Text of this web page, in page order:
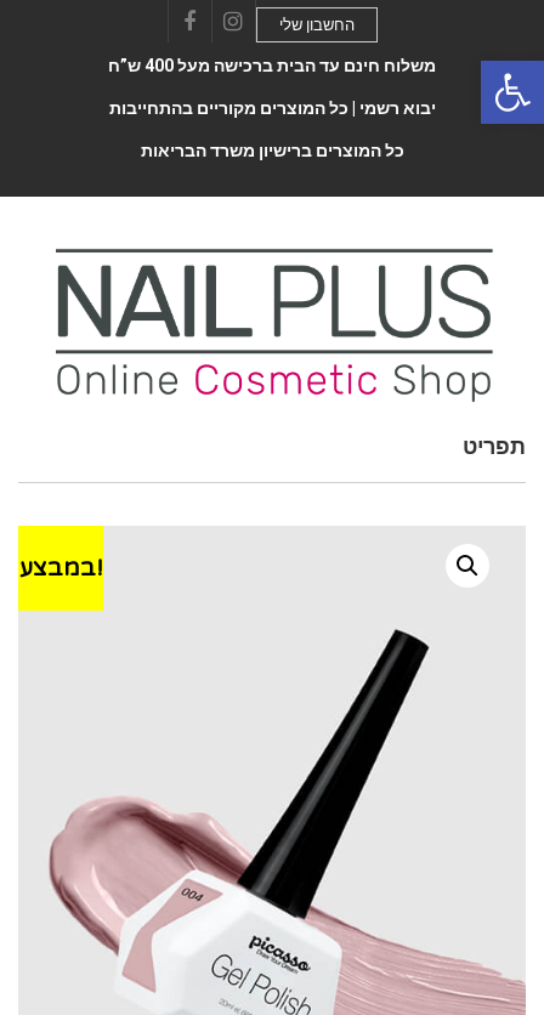
FacebookInstagram
החשבון שלי
משלוח חינם עד הבית ברכישה מעל 400 ש”ח
יבוא רשמי | כל המוצרים מקוריים בהתחייבות
כל המוצרים ברישיון משרד הבריאות
Toggle
תפריט
במבצע!